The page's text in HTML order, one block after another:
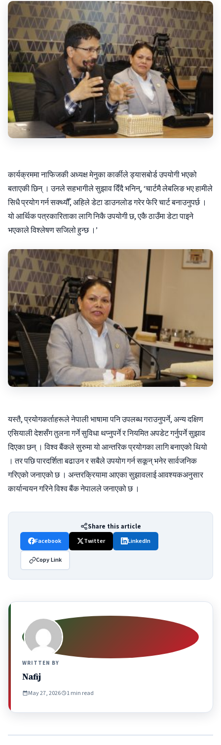
कार्यक्रममा नाफिजकी अध्यक्ष मेनुका कार्कीले ड्यासबोर्ड उपयोगी भएको
बताएकी छिन् । उनले सहभागीले सुझाव दिँदै भनिन्, ‘चार्टमै लेबलिङ भए हामीले
सिधै प्रयोग गर्न सक्थ्यौँ, अहिले डेटा डाउनलोड गरेर फेरि चार्ट बनाउनुपर्छ ।
यो आर्थिक पत्रकारिताका लागि निकै उपयोगी छ, एकै ठाउँमा डेटा पाइने
भएकाले विश्लेषण सजिलो हुन्छ ।’
यस्तै, प्रयोगकर्ताहरूले नेपाली भाषामा पनि उपलब्ध गराउनुपर्ने, अन्य दक्षिण
एसियाली देशसँग तुलना गर्ने सुविधा थप्नुपर्ने र नियमित अपडेट गर्नुपर्ने सुझाव
दिएका छन् । विश्व बैंकले सुरुमा यो आन्तरिक प्रयोगका लागि बनाएको थियो
। तर पछि पारदर्शिता बढाउन र सबैले उपयोग गर्न सकून् भनेर सार्वजनिक
गरिएको जनाएको छ । अन्तरक्रियामा आएका सुझावलाई आवश्यकअनुसार
कार्यान्वयन गरिने विश्व बैंक नेपालले जनाएको छ ।
Share this article
Facebook
Twitter LinkedIn
Copy Link
WRITTEN BY
Nafij
May 27, 2026 1 min read